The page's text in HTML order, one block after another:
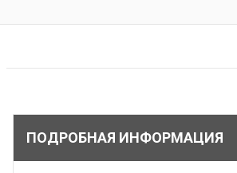
ПОДРОБНАЯ ИНФОРМАЦИЯ